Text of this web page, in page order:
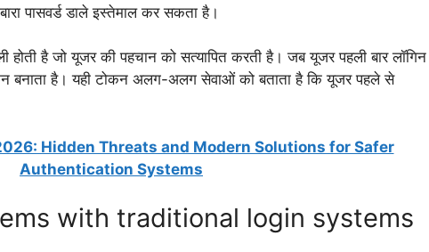
पासवर्ड डाले इस्तेमाल कर सकता है।
है जो यूजर की पहचान को सत्यापित करती है। जब यूजर पहली बार लॉगिन
बनाता है। यही टोकन अलग-अलग सेवाओं को बताता है कि यूजर पहले से
Hidden Threats and Modern Solutions for Safer
Authentication Systems
with traditional login systems